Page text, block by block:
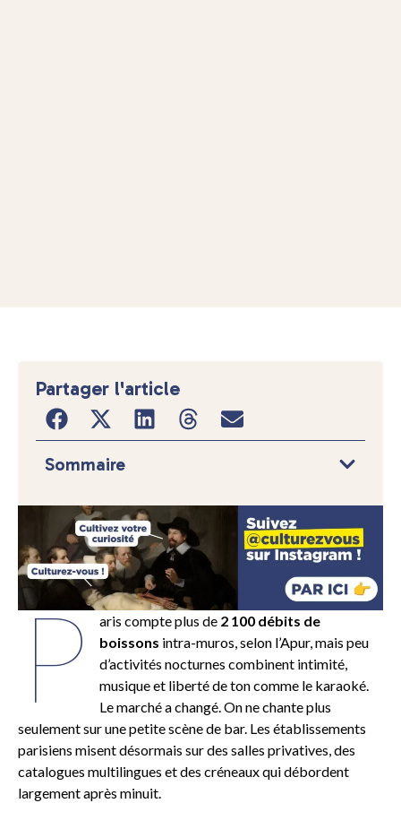
P aris compte plus de 2 100 débits de
boissons intra-muros, selon l’Apur, mais peu
d’activités nocturnes combinent intimité,
musique et liberté de ton comme le karaoké.
Le marché a changé. On ne chante plus
seulement sur une petite scène de bar. Les établissements
parisiens misent désormais sur des salles privatives, des
catalogues multilingues et des créneaux qui débordent
largement après minuit.
Partager l'article
Sommaire